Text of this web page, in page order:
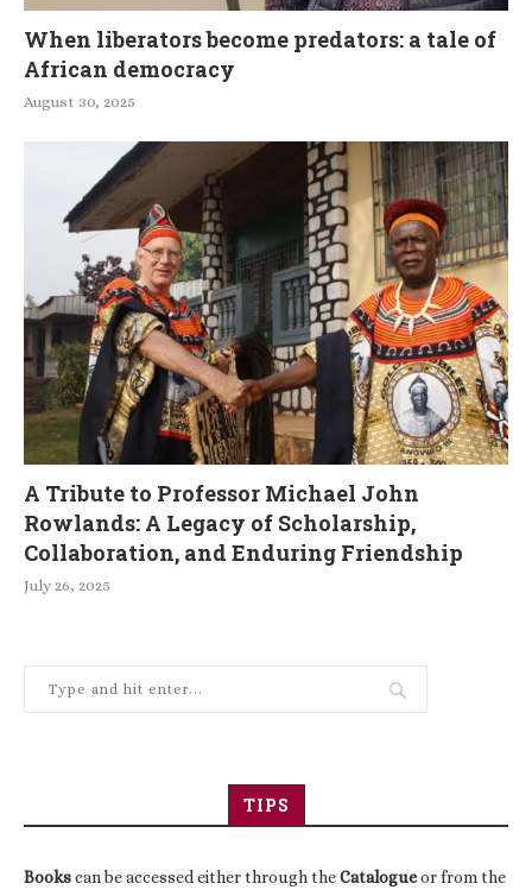
When liberators become predators: a tale of
African democracy
August 30, 2025
A Tribute to Professor Michael John
Rowlands: A Legacy of Scholarship,
Collaboration, and Enduring Friendship
July 26, 2025
TIPS
Bookscan be accessed either through theCatalogueor from the